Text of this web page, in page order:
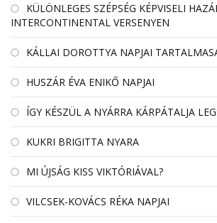
KÜLÖNLEGES SZÉPSÉG KÉPVISELI
INTERCONTINENTAL VERSENYEN
KÁLLAI DOROTTYA NAPJAI
HUSZÁR ÉVA ENIKŐ NAPJAI
ÍGY KÉSZÜL A NYÁRRA KÁRPÁTALJA
KUKRI BRIGITTA NYARA
MI ÚJSÁG KISS VIKTÓRIÁVAL?
VILCSEK-KOVÁCS RÉKA NAPJAI